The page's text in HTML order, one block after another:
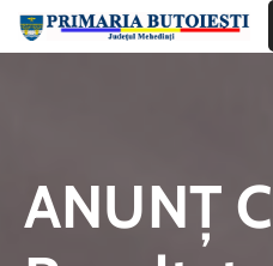
Informații
ANUNŢ